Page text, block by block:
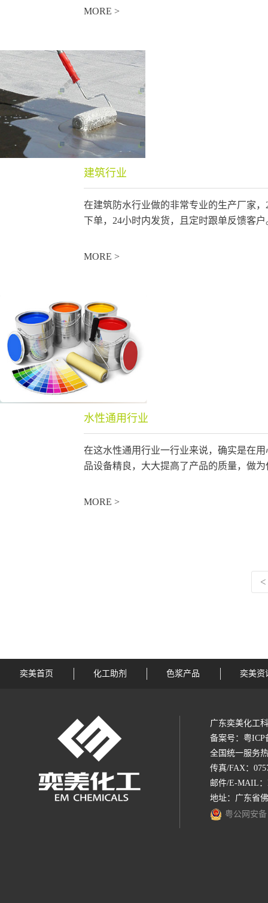
MORE >
建筑行业
在建筑防水行业做的非常专业的生产厂家
下单，24小时内发货，且定时跟单反馈客
MORE >
水性通用行业
在这水性通用行业一行业来说，确实是在
品设备精良，大大提高了产品的质量，做
MORE >
<
奕美首页 化工助剂 色浆产品 奕美资
广东奕美化工
备案号： 粤ICP
全国统一服务
传真/FAX：
邮件/E-MAIL：
地址：广东省
粤公网安备